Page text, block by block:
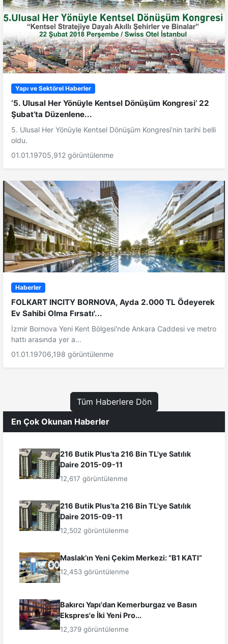
Yapı ve Sektörel Haberler
‘5. Ulusal Her Yönüyle Kentsel Dönüşüm Kongresi’ 22
Şubat’ta Düzenlene...
5. Ulusal Her Yönüyle Kentsel Dönüşüm Kongresi’nin tarihi belli
oldu.
01.01.19705,912 görüntülenme
Haberler
FOLKART INCITY BORNOVA, Ayda 2.000 TL Ödeyerek
Ev Sahibi Olma Fırsatı'...
İzmir Bornova Yeni Kent Bölgesi'nde Ankara Caddesi ve metro
hattı arasında yer a...
01.01.19706,198 görüntülenme
Tüm Haberlere Dön
En Çok Okunan Haberler
216 Butik Plus’ta 216 Bin TL'ye Satılık
Daire 2015-09-11
12,617 görüntülenme
216 Butik Plus’ta 216 Bin TL'ye Satılık
Daire 2015-09-11
12,502 görüntülenme
Maslak’ın Yeni Çekim Merkezi: “B1 KATI”
12,453 görüntülenme
Bakırcı Yapı'dan Kemerburgaz ve Basın
Ekspres'e İki Yeni Pro...
12,379 görüntülenme